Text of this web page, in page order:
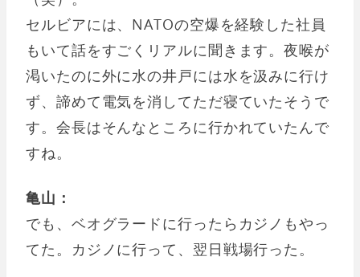
セルビアには、NATOの空爆を経験した社員
もいて話をすごくリアルに聞きます。夜喉が
渇いたのに外に水の井戸には水を汲みに行け
ず、諦めて電気を消してただ寝ていたそうで
す。会長はそんなところに行かれていたんで
すね。
亀山：
でも、ベオグラードに行ったらカジノもやっ
てた。カジノに行って、翌日戦場行った。